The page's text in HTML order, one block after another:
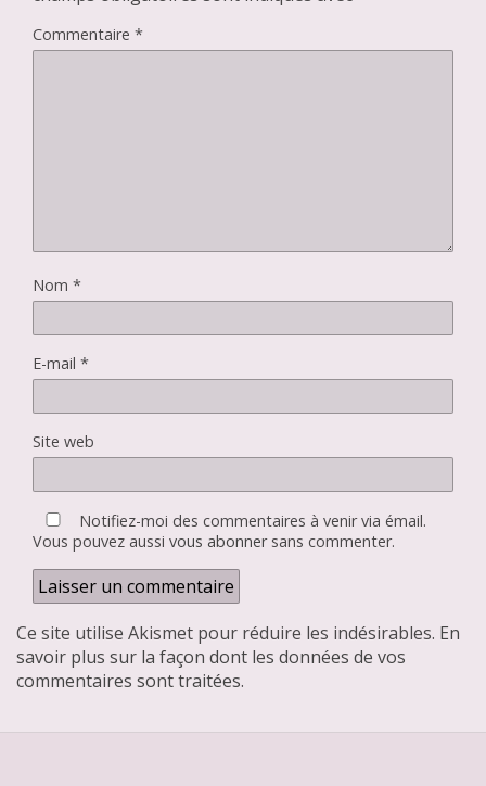
Commentaire *
Nom *
E-mail *
Site web
Notifiez-moi des commentaires à venir via émail.
Vous pouvez aussi vous abonnersans commenter.
Ce site utilise Akismet pour réduire les indésirables. En
savoir plus sur la façon dont les données de vos
commentaires sont traitées.